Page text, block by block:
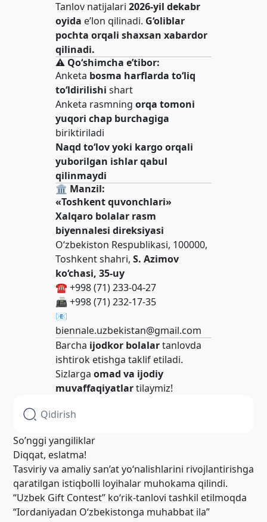
Tanlov natijalari2026-yil dekabr
oyida e’lon qilinadi. G‘oliblar
pochta orqali shaxsan xabardor
qilinadi.
⚠️ Qo‘shimcha e’tibor:
Anketa bosma harflarda to‘liq
to‘ldirilishi shart
Anketa rasmningorqa tomoni
yuqori chap burchagiga
biriktiriladi
Naqd to‘lov yoki kargo orqali
yuborilgan ishlar qabul
qilinmaydi
🏛 Manzil:
«Toshkent quvonchlari»
Xalqaro bolalar rasm
biyennalesi direksiyasi
O‘zbekiston Respublikasi, 100000,
Toshkent shahri,S. Azimov
ko‘chasi, 35-uy
☎️ +998 (71) 233-04-27
📠 +998 (71) 232-17-35
📧
biennale.uzbekistan@gmail.com
Barcha ijodkor bolalartanlovda
ishtirok etishga taklif etiladi.
Sizlargaomad va ijodiy
muvaffaqiyatlartilaymiz!
So’nggi yangiliklar
Diqqat, eslatma!
Tasviriy va amaliy san’at yo‘nalishlarini rivojlantirishga
qaratilgan istiqbolli loyihalar muhokama qilindi.
“Uzbek Gift Contest” ko‘rik-tanlovi tashkil etilmoqda
“Iordaniyadan O‘zbekistonga muhabbat ila”